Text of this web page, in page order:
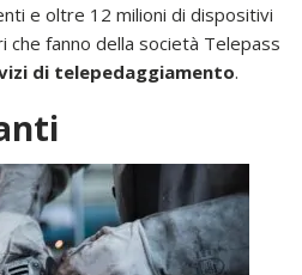
e oltre 12 milioni di dispositivi
che fanno della società Telepass
di telepedaggiamento.